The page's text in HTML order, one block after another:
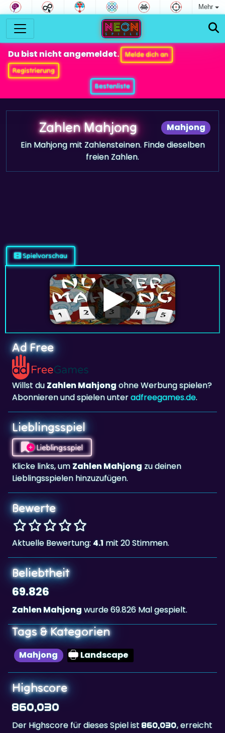
Mehr
Du bist nicht angemeldet.
Melde dich an
Registrierung
Bestenliste
Mahjong
Zahlen Mahjong
Ein Mahjong mit Zahlensteinen. Finde dieselben
freien Zahlen.
Ad Free
Willst duZahlen Mahjong
Abonnieren und spielen unter
Lieblingsspiel
Lieblingsspiel
Klicke links, umZahlen Mahjong
Lieblingsspielen hinzuzufügen.
Bewerte
Aktuelle Bewertung:
Beliebtheit
69.826
Zahlen Mahjong
Tags & Kategorien
Mahjong Landscape
Highscore
860,030
Der Highscore für dieses Spiel ist
vonAEK21auf 2019-02-13.